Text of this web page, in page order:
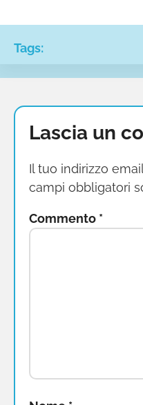
Tags:
Lascia un
Il tuo indirizzo
campi obbligatori
Commento *